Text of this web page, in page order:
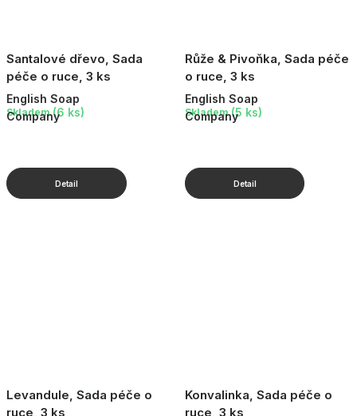
Santalové dřevo, Sada
péče o ruce, 3 ks
English Soap
Company
Skladem (6 ks)
Růže & Pivoňka, Sada péče
o ruce, 3 ks
English Soap
Company
Skladem (5 ks)
Levandule, Sada péče o
ruce, 3 ks
Konvalinka, Sada péče o
ruce, 3 ks